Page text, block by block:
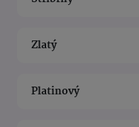
Zlatý
Platinový